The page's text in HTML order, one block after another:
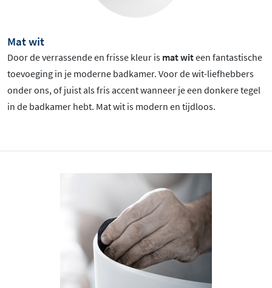
Mat wit
Door de verrassende en frisse kleur is mat witeen fantastische
toevoeging in je moderne badkamer. Voor de wit-liefhebbers
onder ons, of juist als fris accent wanneer je een donkere tegel
in de badkamer hebt. Mat wit is modern en tijdloos.